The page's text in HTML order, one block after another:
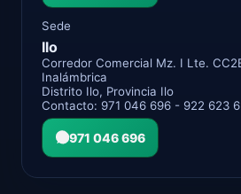
Sede
Ilo
Corredor Comercial Mz. I Lte.
Inalámbrica
Distrito Ilo, Provincia Ilo
Contacto: 971 046 696 - 922 623
971 046 696